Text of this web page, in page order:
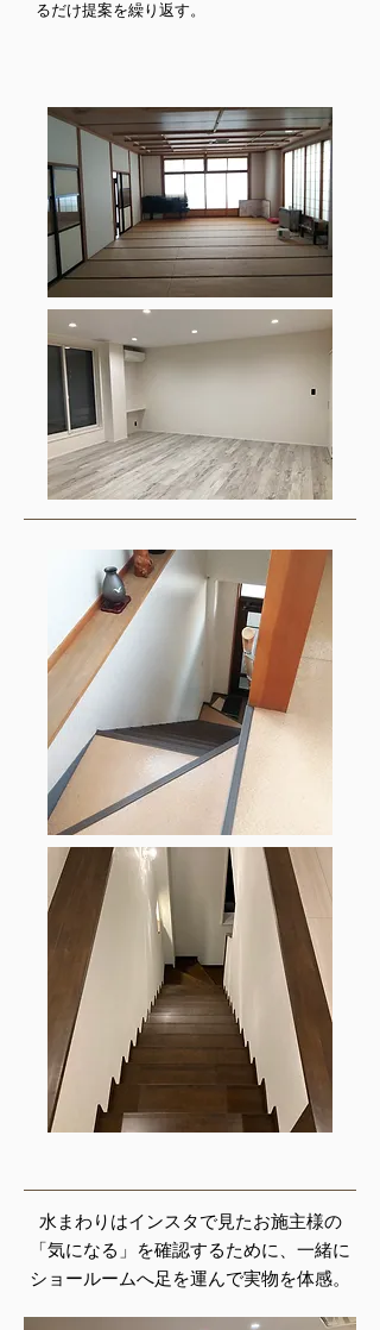
るだけ提案を繰り返す。
水まわりはインスタで見たお施主様の
「気になる」を確認するために、一緒に
ショールームへ足を運んで実物を体感。